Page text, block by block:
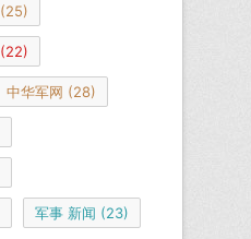
(25)
(22)
中华军网 (28)
军事 新闻 (23)